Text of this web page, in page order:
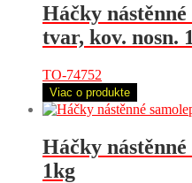
Háčky
tvar, kov. nosn.
TO-74752
Viac o produkte
Háčky
1kg